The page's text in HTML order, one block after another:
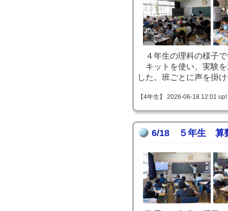
４年生の理科の様子で
キットを使い、実験を
した。班ごとに声を掛
【4年生】 2026-06-18 12:01 up!
6/18 ５年生 算